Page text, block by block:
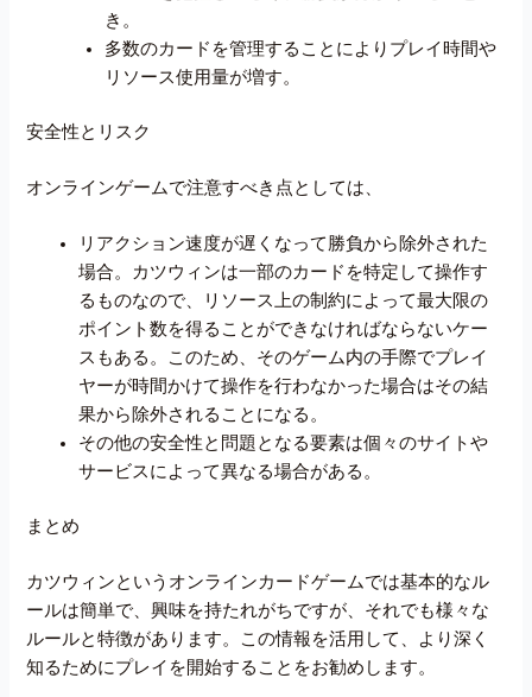
き。
多数のカードを管理することによりプレイ時間や
リソース使用量が増す。
安全性とリスク
オンラインゲームで注意すべき点としては、
リアクション速度が遅くなって勝負から除外された
場合。カツウィンは一部のカードを特定して操作す
るものなので、リソース上の制約によって最大限の
ポイント数を得ることができなければならないケー
スもある。このため、そのゲーム内の手際でプレイ
ヤーが時間かけて操作を行わなかった場合はその結
果から除外されることになる。
その他の安全性と問題となる要素は個々のサイトや
サービスによって異なる場合がある。
まとめ
カツウィンというオンラインカードゲームでは基本的なル
ールは簡単で、興味を持たれがちですが、それでも様々な
ルールと特徴があります。この情報を活用して、より深く
知るためにプレイを開始することをお勧めします。